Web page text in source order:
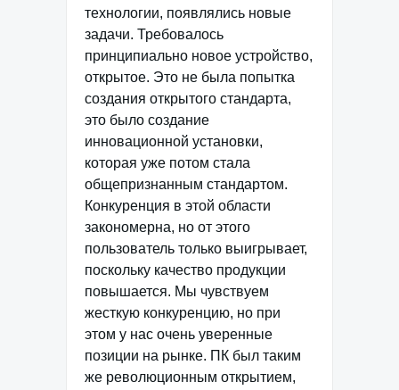
технологии, появлялись новые
задачи. Требовалось
принципиально новое устройство,
открытое. Это не была попытка
создания открытого стандарта,
это было создание
инновационной установки,
которая уже потом стала
общепризнанным стандартом.
Конкуренция в этой области
закономерна, но от этого
пользователь только выигрывает,
поскольку качество продукции
повышается. Мы чувствуем
жесткую конкуренцию, но при
этом у нас очень уверенные
позиции на рынке. ПК был таким
же революционным открытием,